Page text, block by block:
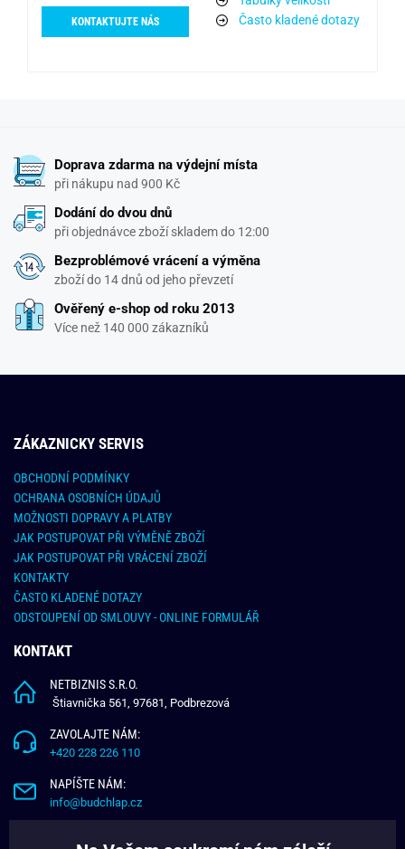
KONTAKTUJTE NÁS
Často kladené dotazy
Doprava zdarma na výdejní místa
při nákupu nad 900 Kč
Dodání do dvou dnů
při objednávce zboží skladem do 12:00
Bezproblémové vrácení a výměna
zboží do 14 dnů od jeho převzetí
Ověřený e-shop od roku 2013
Více než 140 000 zákazníků
ZÁKAZNICKY SERVIS
OBCHODNÍ PODMÍNKY
OCHRANA OSOBNÍCH ÚDAJŮ
MOŽNOSTI DOPRAVY A PLATBY
JAK POSTUPOVAT PŘI VÝMĚNĚ ZBOŽÍ
JAK POSTUPOVAT PŘI VRÁCENÍ ZBOŽÍ
KONTAKTY
ČASTO KLADENÉ DOTAZY
ODSTOUPENÍ OD SMLOUVY - ONLINE FORMULÁŘ
KONTAKT
NETBIZNIS S.R.O.
Štiavnička 561, 97681, Podbrezová
ZAVOLAJTE NÁM:
+420 228 226 110
NAPÍŠTE NÁM:
info@budchlap.cz